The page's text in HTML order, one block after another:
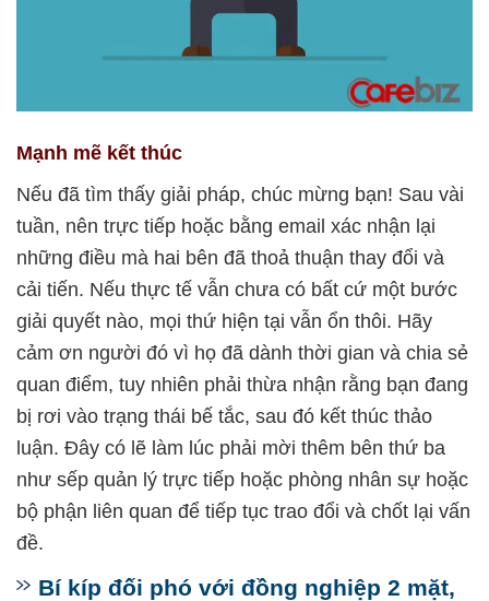
Mạnh mẽ kết thúc
Nếu đã tìm thấy giải pháp, chúc mừng bạn! Sau vài
tuần, nên trực tiếp hoặc bằng email xác nhận lại
những điều mà hai bên đã thoả thuận thay đổi và
cải tiến. Nếu thực tế vẫn chưa có bất cứ một bước
giải quyết nào, mọi thứ hiện tại vẫn ổn thôi. Hãy
cảm ơn người đó vì họ đã dành thời gian và chia sẻ
quan điểm, tuy nhiên phải thừa nhận rằng bạn đang
bị rơi vào trạng thái bế tắc, sau đó kết thúc thảo
luận. Đây có lẽ làm lúc phải mời thêm bên thứ ba
như sếp quản lý trực tiếp hoặc phòng nhân sự hoặc
bộ phận liên quan để tiếp tục trao đổi và chốt lại vấn
đề.
Bí kíp đối phó với đồng nghiệp 2 mặt,